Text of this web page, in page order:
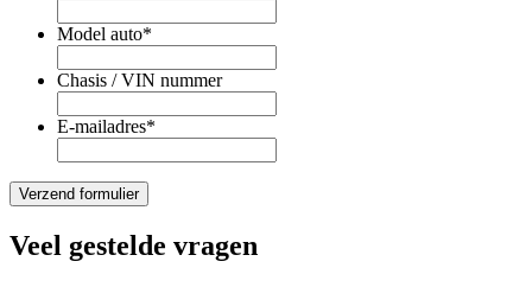
Model auto*
Chasis / VIN nummer
E-mailadres*
Veel gestelde vragen